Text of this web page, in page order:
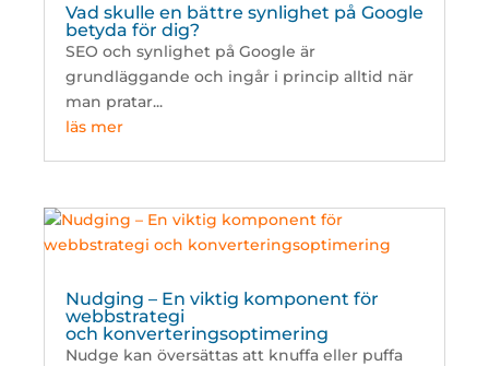
Vad skulle en bättre synlighet på Google
betyda för dig?
SEO och synlighet på Google är
grundläggande och ingår i princip alltid när
man pratar...
läs mer
Nudging – En viktig komponent för
webbstrategi
och konverteringsoptimering
Nudge kan översättas att knuffa eller puffa